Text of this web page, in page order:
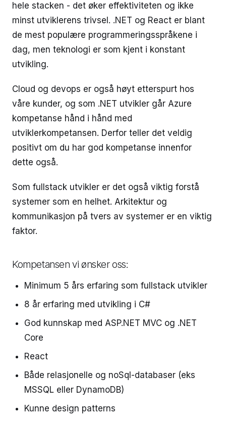
hele stacken - det øker effektiviteten og ikke
minst utviklerens trivsel. .NET og React er blant
de mest populære programmeringsspråkene i
dag, men teknologi er som kjent i konstant
utvikling.
Cloud og devops er også høyt etterspurt hos
våre kunder, og som .NET utvikler går Azure
kompetanse hånd i hånd med
utviklerkompetansen. Derfor teller det veldig
positivt om du har god kompetanse innenfor
dette også.
Som fullstack utvikler er det også viktig forstå
systemer som en helhet. Arkitektur og
kommunikasjon på tvers av systemer er en viktig
faktor.
Kompetansen vi ønsker oss:
Minimum 5 års erfaring som fullstack utvikler
8 år erfaring med utvikling i C#
God kunnskap med ASP.NET MVC og .NET
Core
React
Både relasjonelle og noSql-databaser (eks
MSSQL eller DynamoDB)
Kunne design patterns